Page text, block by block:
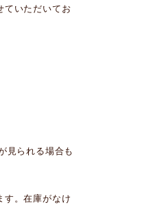
ていただいてお
見られる場合も
す。在庫がなけ